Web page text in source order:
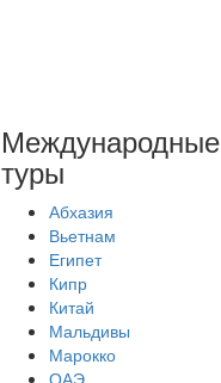
Международные
туры
Абхазия
Вьетнам
Египет
Кипр
Китай
Мальдивы
Марокко
ОАЭ